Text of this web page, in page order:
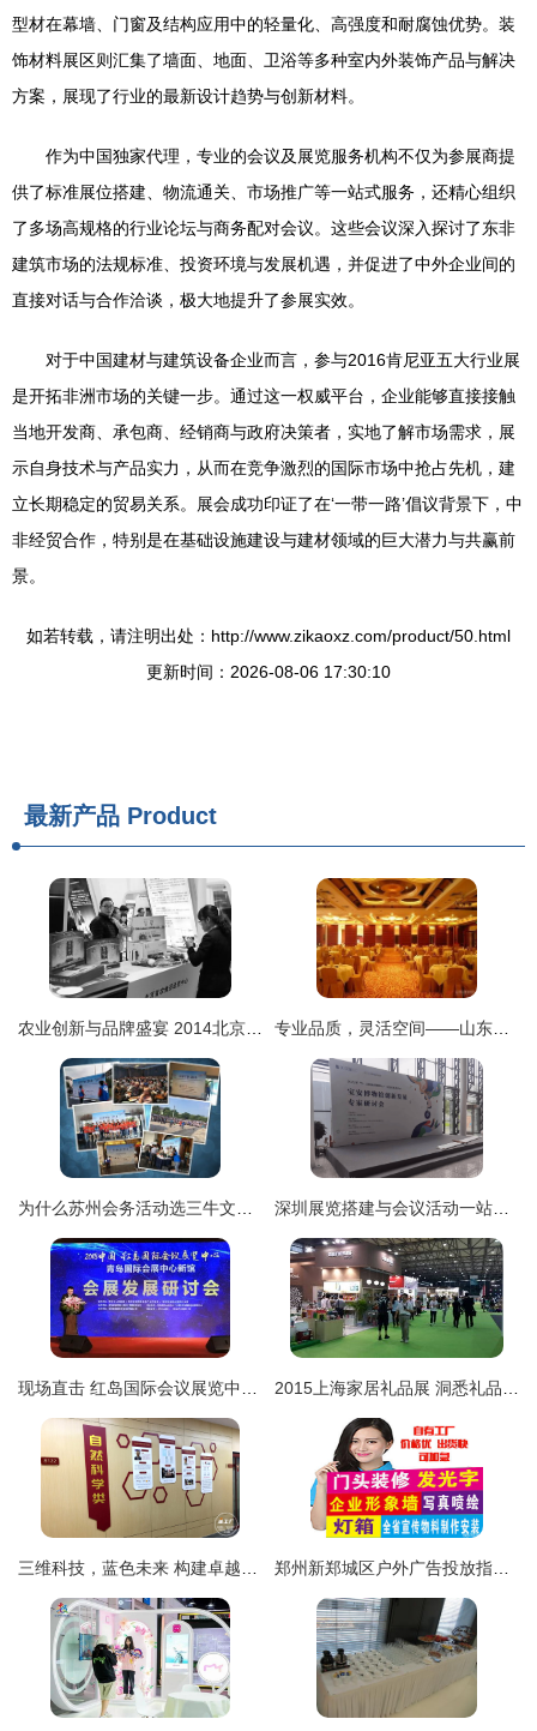
型材在幕墙、门窗及结构应用中的轻量化、高强度和耐腐蚀优势。装
饰材料展区则汇集了墙面、地面、卫浴等多种室内外装饰产品与解决
方案，展现了行业的最新设计趋势与创新材料。
作为中国独家代理，专业的会议及展览服务机构不仅为参展商提
供了标准展位搭建、物流通关、市场推广等一站式服务，还精心组织
了多场高规格的行业论坛与商务配对会议。这些会议深入探讨了东非
建筑市场的法规标准、投资环境与发展机遇，并促进了中外企业间的
直接对话与合作洽谈，极大地提升了参展实效。
对于中国建材与建筑设备企业而言，参与2016肯尼亚五大行业展
是开拓非洲市场的关键一步。通过这一权威平台，企业能够直接接触
当地开发商、承包商、经销商与政府决策者，实地了解市场需求，展
示自身技术与产品实力，从而在竞争激烈的国际市场中抢占先机，建
立长期稳定的贸易关系。展会成功印证了在‘一带一路’倡议背景下，中
非经贸合作，特别是在基础设施建设与建材领域的巨大潜力与共赢前
景。
如若转载，请注明出处：http://www.zikaoxz.com/product/50.html
更新时间：2026-08-06 17:30:10
最新产品 Product